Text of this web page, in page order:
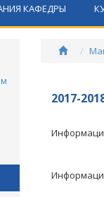
КАФЕДРЫ
2017-